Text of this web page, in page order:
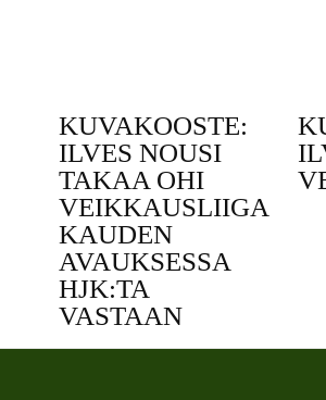
KUVAKOOSTE:
ILVES NOUSI
TAKAA OHI
VEIKKAUSLIIGA
KAUDEN
AVAUKSESSA
HJK:TA
VASTAAN